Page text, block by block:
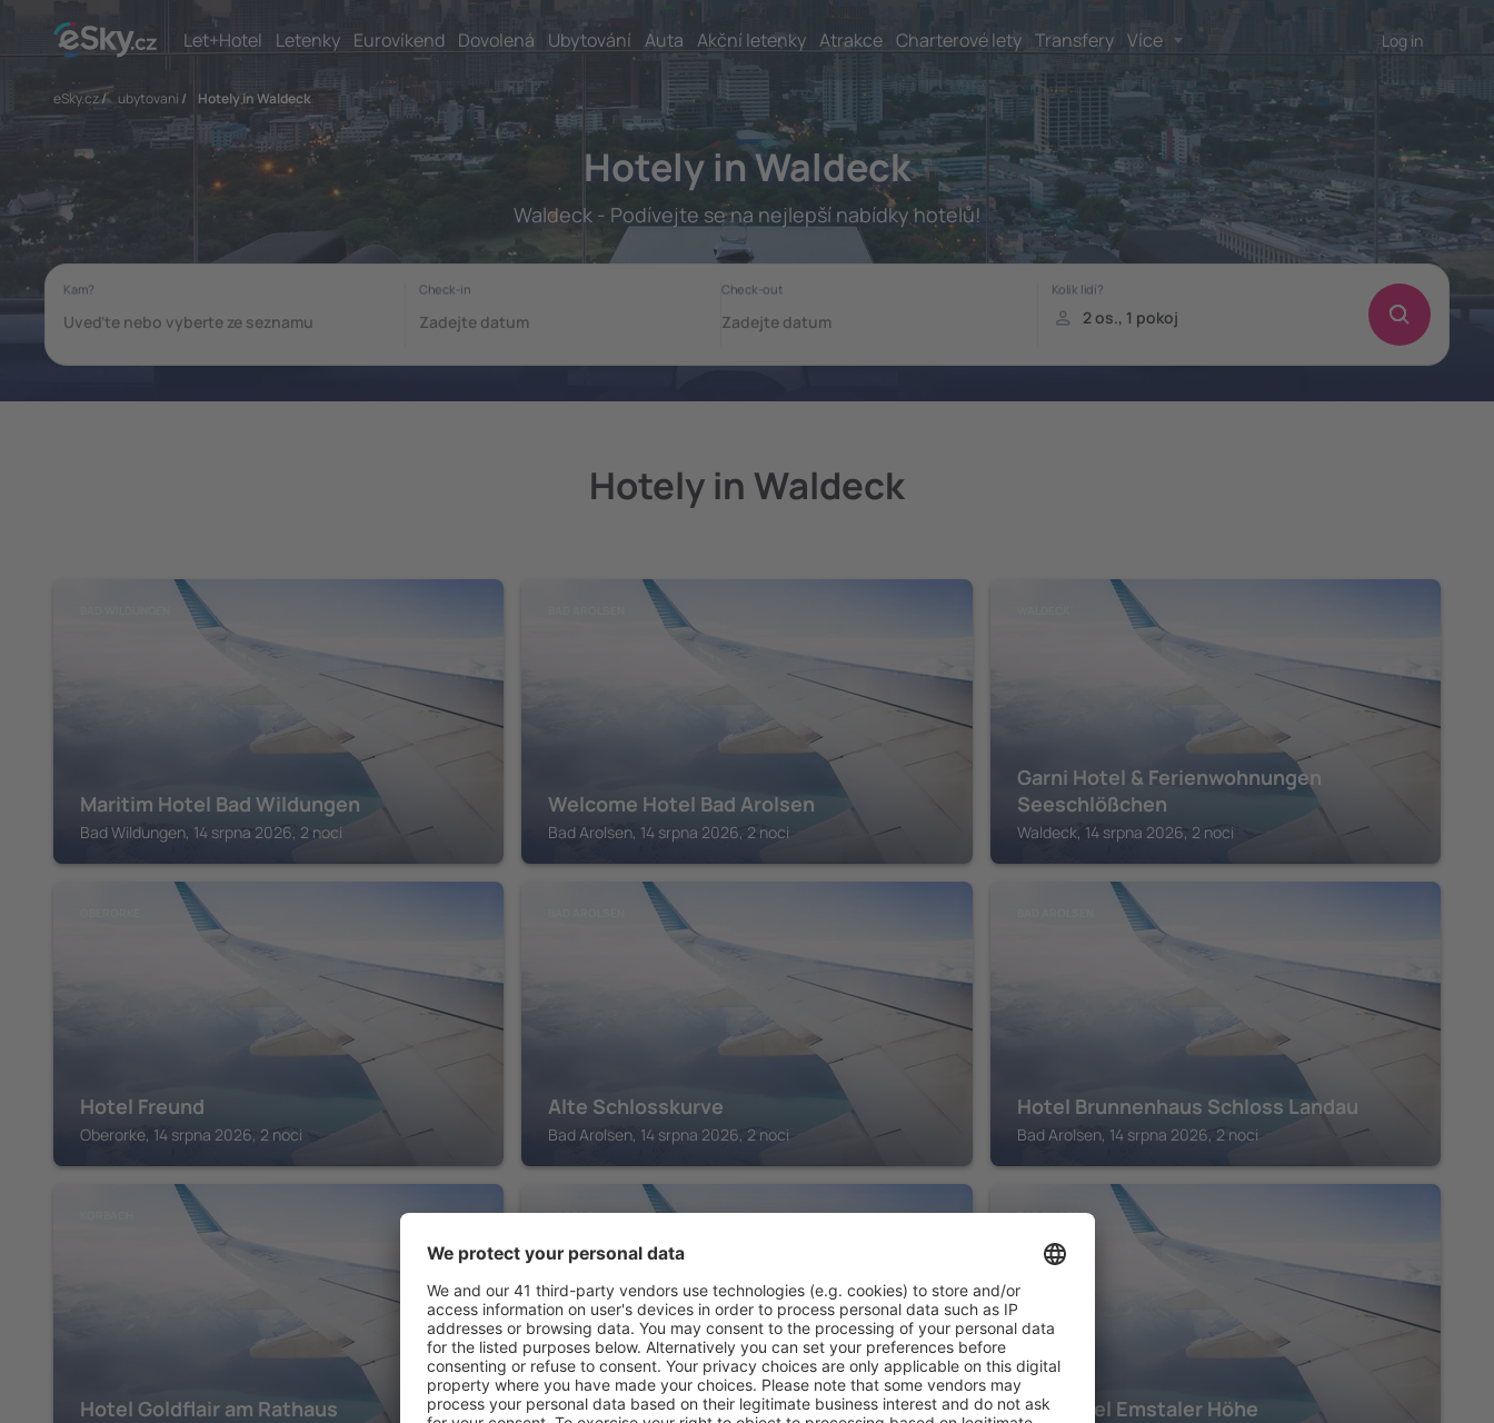
Let+Hotel Letenky Eurovíkend Dovolená Ubytování Auta Akční letenky Atrakce Charterové lety Transfery Více Log in
eSky.cz/ ubytovani / Hotely in Waldeck
Hotely in Waldeck
Waldeck - Podívejte se na nejlepší nabídky hotelů!
Hotely in Waldeck
Maritim Hotel Bad Wildungen
Bad Wildungen, 14 srpna 2026, 2 noci
Welcome Hotel Bad Arolsen
Bad Arolsen, 14 srpna 2026, 2 noci
Garni Hotel & Ferienwohnungen
Seeschlößchen
Waldeck, 14 srpna 2026, 2 noci
Hotel Freund
Oberorke, 14 srpna 2026, 2 noci
Alte Schlosskurve
Bad Arolsen, 14 srpna 2026, 2 noci
Hotel Brunnenhaus Schloss Landau
Bad Arolsen, 14 srpna 2026, 2 noci
Hotel Goldflair am Rathaus
KORBACH
Hotel Am Dalwigker Tor
BAD EMSTAL
Parkhotel Emstaler Höhe